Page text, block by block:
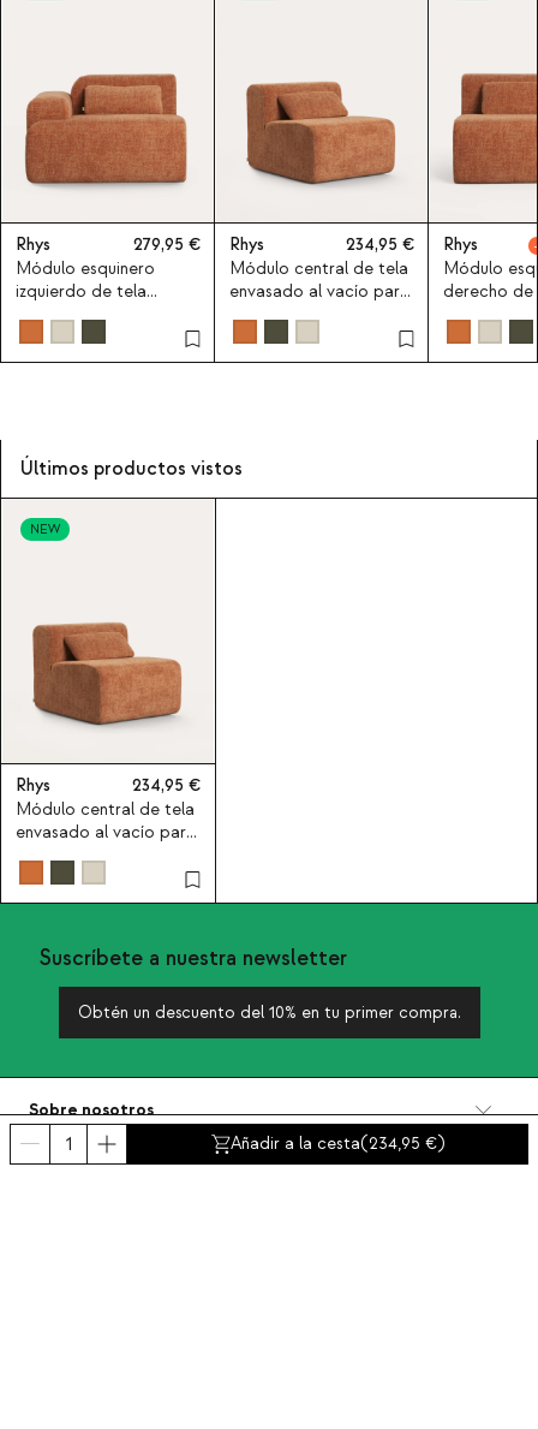
Añadir a la cesta(234,95 )
Rhys
279,95
Módulo esquinero
izquierdo de tela
envasado al vacío para
Rhys
234,95
Módulo central de tela
envasado al vacío para
sofá modular Rhys
Rhys
Módulo
derecho de
envasado
Últimos productos vistos
NEW
Rhys
234,95
Módulo central de tela
envasado al vacío para
sofá modular Rhys
Suscríbete a nuestra newsletter
Obtén un descuento del 10% en tu primer compra.
Sobre nosotros
Categorías
Contacto y ayuda